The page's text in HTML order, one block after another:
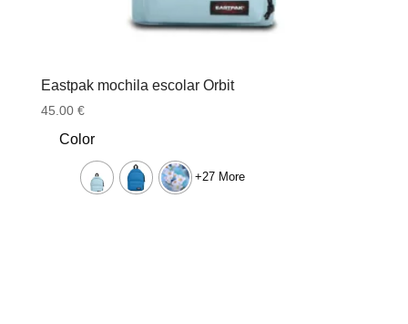
Eastpak mochila escolar Orbit
45.00 €
Color
+27 More